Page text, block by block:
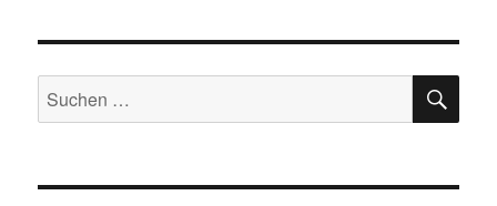
Suchen
nach: